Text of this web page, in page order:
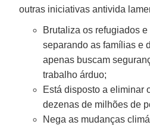
outras iniciativas antivida
Brutaliza os refugiados
separando as famílias e
apenas buscam
trabalho árduo;
Está disposto a eliminar
dezenas de milhões de
Nega as mudanças